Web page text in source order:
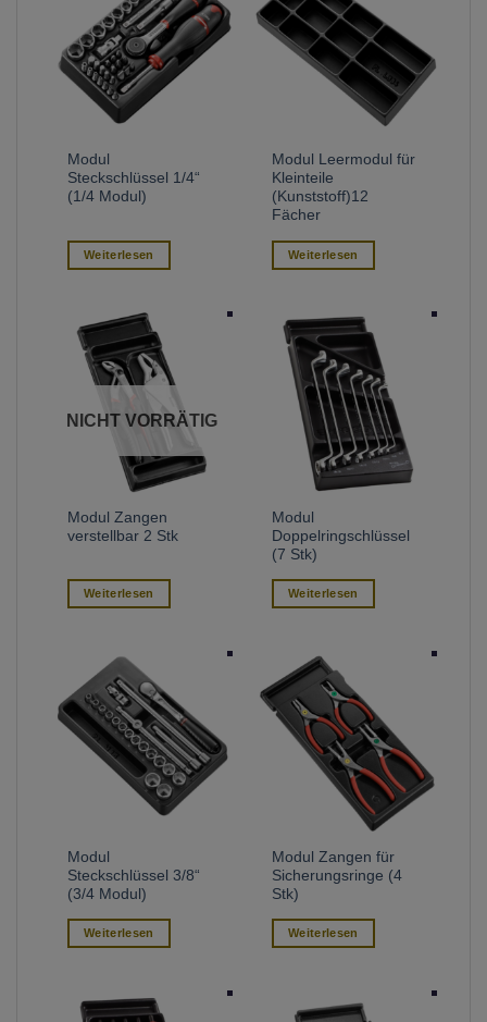
Modul
Steckschlüssel 1/4“
(1/4 Modul)
Weiterlesen
Modul Leermodul für
Kleinteile
(Kunststoff)12
Fächer
Weiterlesen
NICHT VORRÄTIG
Modul Zangen
verstellbar 2 Stk
Weiterlesen
Modul
Doppelringschlüssel
(7 Stk)
Weiterlesen
Modul
Steckschlüssel 3/8“
(3/4 Modul)
Weiterlesen
Modul Zangen für
Sicherungsringe (4
Stk)
Weiterlesen